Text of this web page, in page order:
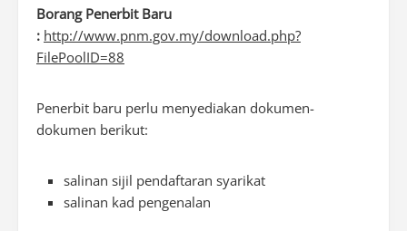
Borang Penerbit Baru
: http://www.pnm.gov.my/download.php?
FilePoolID=88
Penerbit baru perlu menyediakan dokumen-
dokumen berikut:
salinan sijil pendaftaran syarikat
salinan kad pengenalan